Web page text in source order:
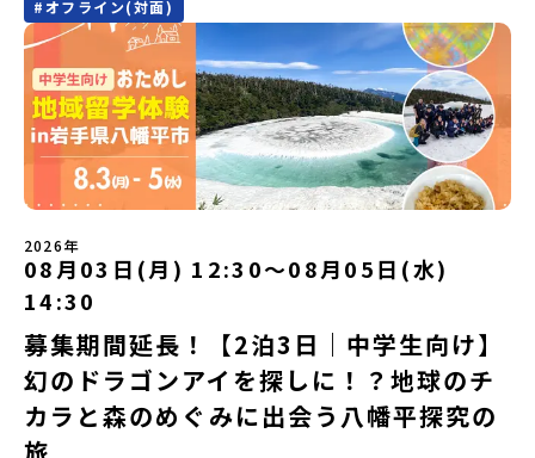
レルギー対応希望にはお応えしかねる場合がございます。対応が必
要な場合は必ず事前にご相談ください。・参加取消や急遽参加でき
なくなった場合について参加決定後の参加お取り消しはご遠慮下さ
い。やむを得ないお取り消しの場合はお早めに事務局までご連絡く
ださい。・キャンセルポリシーやむを得ない参加お取り消しの場
合、以下のルールに沿って対応させていただきます。ご了承くださ
い。プログラム開催日の前日＜7月3日＞から、【キャンセルのご連
絡日：お支払いいただく旅行代金】・21日目にあたる日以前：無
料・20日目-8日目：20％・7日目-2日目：30％・プログラム開始日
加またはプログラム開始後の解除：100％・催行中止について天候な
どの状況等によって開催を見合わせる可能性があります。その場合
は原則、開催日1週間前までにご連絡いたします。又、最少催行人数
に達しなかった場合は、開催日3週間前までに催行中止の旨をメール
にてご連絡いたします。・よくあるご質問その他、よくあるご質問
についてはこちらをご確認ください。運営団体について＜プログラ
ム主催：一般財団法人地域・教育魅力化プラットフォーム＞「意志
ある若者にあふれる持続可能な地域・社会をつくる」というビジョ
ンを掲げ、2017年3月に島根県に設立した教育事業団体です。日本
全国約200の高校と連携しながら、中学卒業後に地域の枠を越えて生
事代※以下の費用は参加者のご負担となります・集合場所までの往
復交通費・お土産代や自由時間の個人飲食費などの個人的費用【募
集人数】最大10名（お申し込み多数の場合は抽選の上決定）【参加
者決定】お申し込み多数の場合は、締め切り後1週間を目途に当落結
果をご連絡いたします。【申し込み受付締切】4月30日(木)12：00
から 5月14日(木) 12：00まで疑問も不安もワクワクに変える！「お
ためし地域留学」ステップアップ説明会プログラムの内容を詳しく
知りたい方や、お申し込みを迷われている方向けにZoomでのオン
ライン配信を行います。知りたい情報のレベルに合わせて、以下の2
つのステップをご活用ください。【STEP 1】全体オンライン説明会
（アーカイブ動画を公開中！）〜まずは「おためし地域留学」を知
りたい方へ〜日本全国20以上の地域から選んで参加できる「おため
し地域留学」の魅力を凝縮したアーカイブ動画をご覧いただけま
す。初めての一人旅への不安や、事務局のサポート体制、安全面に
る]YouTube：https://youtu.be/Yt8nd04aNgA?
si=e5erbspvwz5O8_uF【STEP 2】平取町プログラム説明会〜
「平取町」の内容を具体的に深掘りしたい方へ〜全体説明を聞いた
うえで、「平取町では具体的に何をするの？」「どんな町なの？」
という疑問にお答えする説明会です。平取町ならではの豊かな文化
で「町のぜんぶが教科書」 です。先輩たちは「地域探究」の授業
や、放課後の「地域探究サークル」を通して、学校の外へどんどん
飛び出し町の人たちと一緒にリアルな課題解決にチャレンジしてい
ます。そんな先輩たちとの交流がきっと「未来の自分」のヒントが
見つかるはず！ あたたかい町の人たちや先輩たちとの出会いが待っ
ている北海道大樹町へ、あなたの世界をグッと広げる特別な旅に出
発しませんか？ 体験のおすすめポイント体験プログラム内容（予
定）＜１日目＞（PM）「オリエンテーション・自己紹介ワーク」
「大樹町の自然を満喫」 -先人の知恵と夢を体験「砂金堀」 -川
樹高校見学・寮見学」 -大樹高校の特徴を知る学校体験 -高校生
との対話「大樹町の魅力を体験①」 -大樹町ならではのランチ＆ス
イーツ（PM）「大樹町の魅力を体験②」 -大樹町宇宙交流センタ
ーSORA見学 -モデルロケットを飛ばしてみよう！「みんなで
BBQ」 -さらに仲間や地元の高校生、町の大人たちと交流＜3日目
＞（AM）「3日間の振り返りワーク」 -みんなで振り返り対話「牧
場の舞台裏。フィールドワーク」 -牧場見学・搾乳体験・動物と触
れ合おう「ランチ/お土産タイム」（PM） 14：00頃プログラム終
了-とかち帯広空港には15：00頃に到着予定です。※天候の状況や参
加人数によってプログラムを変更する場合がございます。参加概要
中学生のみなさんにおすすめ！「おためし地域留学」は、日本全国
約200の高校と連携し、地域の枠を超えて学校生活を送る「地域みら
い留学」をプチ体験できるプログラムです。はじめてのひとり旅で
も安心！現地でもスタッフがしっかりとサポートいたします。今回
のフィールドは「鹿児島県 出水市（いずみし）出水工業高校」出水
市（いずみし）は、鹿児島県の玄関口にあるまち。ここでしか見ら
れない景色と、地元の人たちがずっと大切にしてきたものがありま
す。400年前から続く「武士の道」を歩く昔、武士たちがまちを守る
ために築いた「出水麓（いずみふもと）武家屋敷群」。今も残る約
150軒のお屋敷のほとんどに、今も人が住んでいます。400年前の武
士が歩いた道を、自分の足で歩く。まるで、まち全体がタイムカプ
セル。真っ青な海へダイブ！目の前に広がる八代海（やつしろか
い）は穏やかなリアス式海岸。海に沈む夕日は一生に一度は見てお
きたい景色です。出水工業高校は、「建築科」と「機械電気科」の2
つの学科。金属加工、電気工作、建物のデザインにチャレンジでき
る環境。「高校生ものづくりコンテスト」の木材加工部門で九州大
会2位に輝くなど、先輩たちの実力はホンモノ！この旅では自分の手
でモノをつくる時間を体験。金属を削ったり、電気を組んだり、木
で形をつくったり。プロの機械にさわれる高校で&quot;自分の手
&quot;でモノづくりにチャレンジ。夜には自分だけの「竹灯籠（た
#オフライン(対面)
2026年
08月03日(月) 12:30〜08月05日(水)
14:30
募集期間延長！【2泊3日｜中学生向け】
幻のドラゴンアイを探しに！？地球のチ
カラと森のめぐみに出会う八幡平探究の